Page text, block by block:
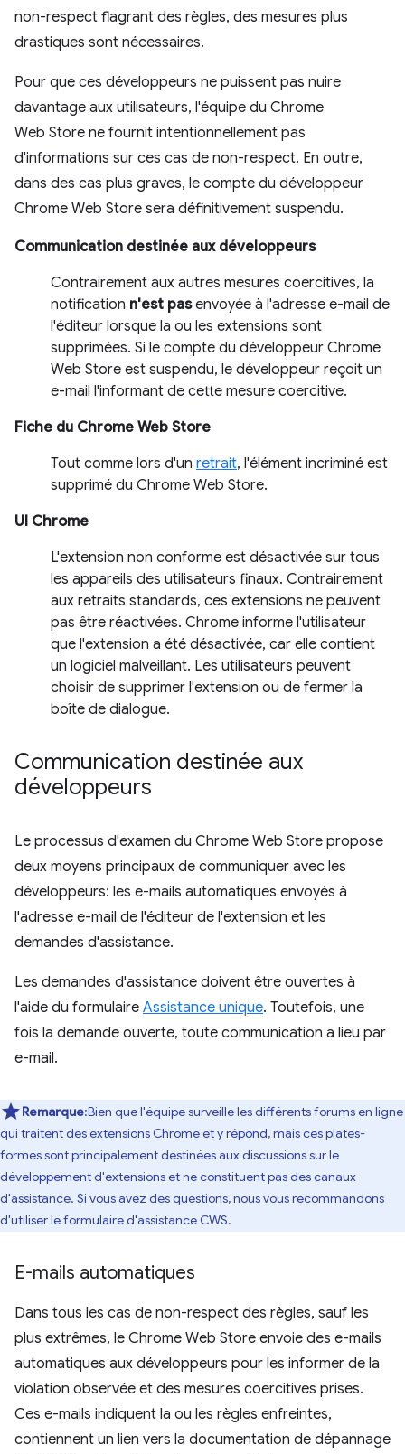
non-respect flagrant des règles, des mesures plus
drastiques sont nécessaires.
Pour que ces développeurs ne puissent pas nuire
davantage aux utilisateurs, l'équipe du Chrome
Web Store ne fournit intentionnellement pas
d'informations sur ces cas de non-respect. En outre,
dans des cas plus graves, le compte du développeur
Chrome Web Store sera définitivement suspendu.
Communication destinée aux développeurs
Contrairement aux autres mesures coercitives, la
notification n'est pasenvoyée à l'adresse e-mail de
l'éditeur lorsque la ou les extensions sont
supprimées. Si le compte du développeur Chrome
Web Store est suspendu, le développeur reçoit un
e-mail l'informant de cette mesure coercitive.
Fiche du Chrome Web Store
Tout comme lors d'un retrait, l'élément incriminé est
supprimé du Chrome Web Store.
UI Chrome
L'extension non conforme est désactivée sur tous
les appareils des utilisateurs finaux. Contrairement
aux retraits standards, ces extensions ne peuvent
pas être réactivées. Chrome informe l'utilisateur
que l'extension a été désactivée, car elle contient
un logiciel malveillant. Les utilisateurs peuvent
choisir de supprimer l'extension ou de fermer la
boîte de dialogue.
Communication destinée aux
développeurs
Le processus d'examen du Chrome Web Store propose
deux moyens principaux de communiquer avec les
développeurs: les e-mails automatiques envoyés à
l'adresse e-mail de l'éditeur de l'extension et les
demandes d'assistance.
Les demandes d'assistance doivent être ouvertes à
l'aide du formulaire Assistance unique. Toutefois, une
fois la demande ouverte, toute communication a lieu par
e-mail.
Remarque:Bien que l'équipe surveille les différents forums en ligne
qui traitent des extensions Chrome et y répond, mais ces plates-
formes sont principalement destinées aux discussions sur le
développement d'extensions et ne constituent pas des canaux
d'assistance. Si vous avez des questions, nous vous recommandons
d'utiliser le formulaire d'assistance CWS.
E-mails automatiques
Dans tous les cas de non-respect des règles, sauf les
plus extrêmes, le Chrome Web Store envoie des e-mails
automatiques aux développeurs pour les informer de la
violation observée et des mesures coercitives prises.
Ces e-mails indiquent la ou les règles enfreintes,
contiennent un lien vers la documentation de dépannage